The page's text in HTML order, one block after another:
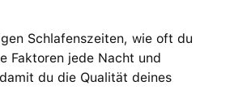
Schlafenszeiten, wie oft du
Faktoren jede Nacht und
du die Qualität deines